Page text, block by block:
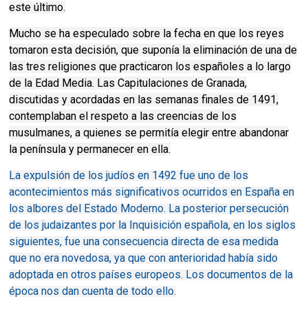
este último.
Mucho se ha especulado sobre la fecha en que los reyes
tomaron esta decisión, que suponía la eliminación de una de
las tres religiones que practicaron los españoles a lo largo
de la Edad Media. Las Capitulaciones de Granada,
discutidas y acordadas en las semanas finales de 1491,
contemplaban el respeto a las creencias de los
musulmanes, a quienes se permitía elegir entre abandonar
la península y permanecer en ella.
La expulsión de los judíos en 1492 fue uno de los
acontecimientos más significativos ocurridos en España en
los albores del Estado Moderno. La posterior persecución
de los judaizantes por la Inquisición española, en los siglos
siguientes, fue una consecuencia directa de esa medida
que no era novedosa, ya que con anterioridad había sido
adoptada en otros países europeos. Los documentos de la
época nos dan cuenta de todo ello.